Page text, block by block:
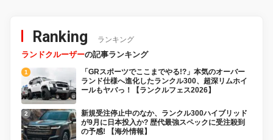
Ranking ランキング
ランドクルーザーの記事ランキング
「GRスポーツでここまでやる!?」本気のオーバー
ランド仕様へ進化したランクル300、超深リムホイ
ールもヤバっ！【ランクルフェス2026】
新規受注停止中のなか、ランクル300ハイブリッド
が9月に日本投入か? 歴代最強スペックに受注殺到
の予感! 【海外情報】